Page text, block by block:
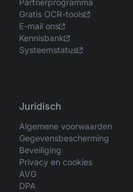
Partnerprogramma
Gratis OCR-tools
E-mail ons
Kennisbank
Systeemstatus
Juridisch
Algemene voorwaarden
Gegevensbescherming
Beveiliging
Privacy en cookies
AVG
DPA